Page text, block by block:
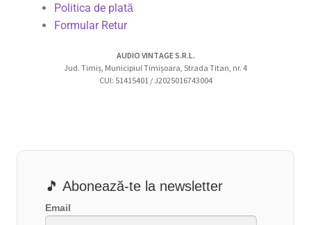
Politica de plată
Formular Retur
AUDIO VINTAGE S.R.L.
Jud. Timiș, Municipiul Timișoara, Strada Titan, nr. 4
CUI: 51415401 / J2025016743004
🎵 Abonează-te la newsletter
Email